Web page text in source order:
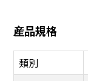
産品規格
類別